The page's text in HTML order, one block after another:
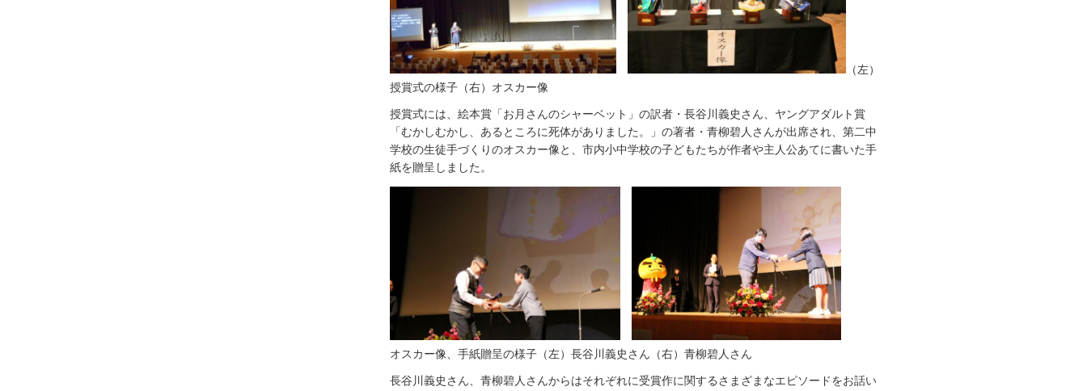
（左）
授賞式の様子（右）オスカー像
授賞式には、絵本賞「お月さんのシャーベット」の訳者・長谷川義史さん、ヤングアダルト賞
「むかしむかし、あるところに死体がありました。」の著者・青柳碧人さんが出席され、第二中
学校の生徒手づくりのオスカー像と、市内小中学校の子どもたちが作者や主人公あてに書いた手
紙を贈呈しました。
オスカー像、手紙贈呈の様子（左）長谷川義史さん（右）青柳碧人さん
長谷川義史さん、青柳碧人さんからはそれぞれに受賞作に関するさまざまなエピソードをお話い